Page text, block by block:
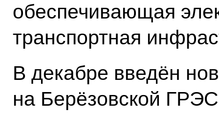
обеспечивающая
транспортная
В декабре введён
на Берёзовской